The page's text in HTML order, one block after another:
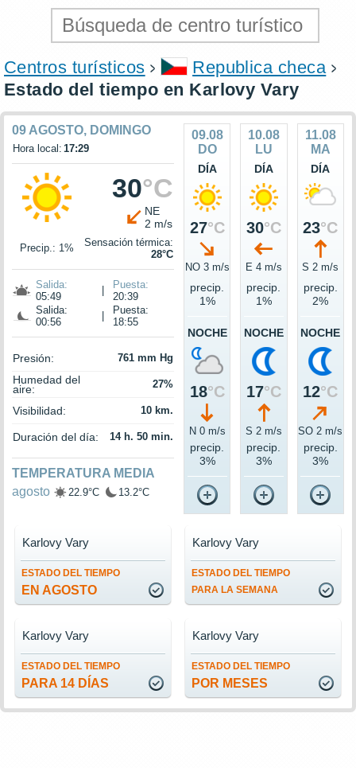
Centros turísticos
Republica checa
Estado del tiempo en Karlovy Vary
09 AGOSTO, DOMINGO
Hora local: 17:29
30°C
NE
2 m/s
Precip.: 1%
Sensación térmica:
28°C
Salida:
05:49
Puesta:
20:39
Salida:
00:56
Puesta:
18:55
Presión: 761 mm Hg
Humedad del
aire: 27%
Visibilidad: 10 km.
Duración del día: 14 h. 50 min.
TEMPERATURA MEDIA
agosto
22.9°C 13.2°C
09.08
DO
DÍA
27°C
NO 3 m/s
precip.
1%
NOCHE
18°C
N 0 m/s
precip.
3%
10.08
LU
DÍA
30°C
E 4 m/s
precip.
1%
NOCHE
17°C
S 2 m/s
precip.
3%
11.08
MA
DÍA
23°C
S 2 m/s
precip.
2%
NOCHE
12°C
SO 2 m/s
precip.
3%
ESTADO DEL TIEMPO
EN AGOSTO
Karlovy Vary
ESTADO DEL TIEMPO
PARA LA SEMANA
Karlovy Vary
ESTADO DEL TIEMPO
PARA 14 DÍAS
Karlovy Vary
ESTADO DEL TIEMPO
POR MESES
Karlovy Vary